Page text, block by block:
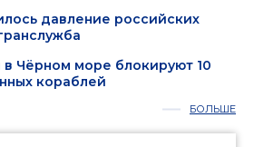
давление российских
Чёрном море блокируют 10
кораблей
БОЛЬШЕ